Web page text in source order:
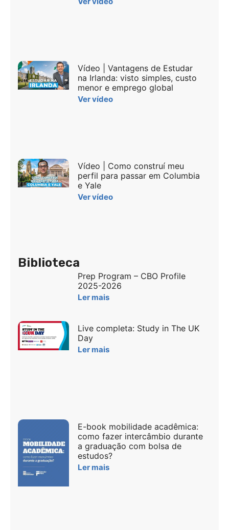
Vídeo | Vantagens de Estudar
na Irlanda: visto simples, custo
menor e emprego global
Ver vídeo
Vídeo | Como construí meu
perfil para passar em Columbia
e Yale
Ver vídeo
Biblioteca
Prep Program – CBO Profile
2025-2026
Ler mais
Live completa: Study in The UK
Day
Ler mais
E-book mobilidade acadêmica:
como fazer intercâmbio durante
a graduação com bolsa de
estudos?
Ler mais